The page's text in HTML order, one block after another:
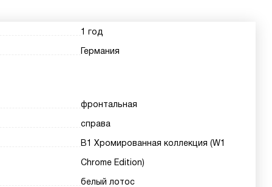
1 год
Германия
фронтальная
справа
В1 Хромированная коллекция (W1
Chrome Edition)
белый лотос